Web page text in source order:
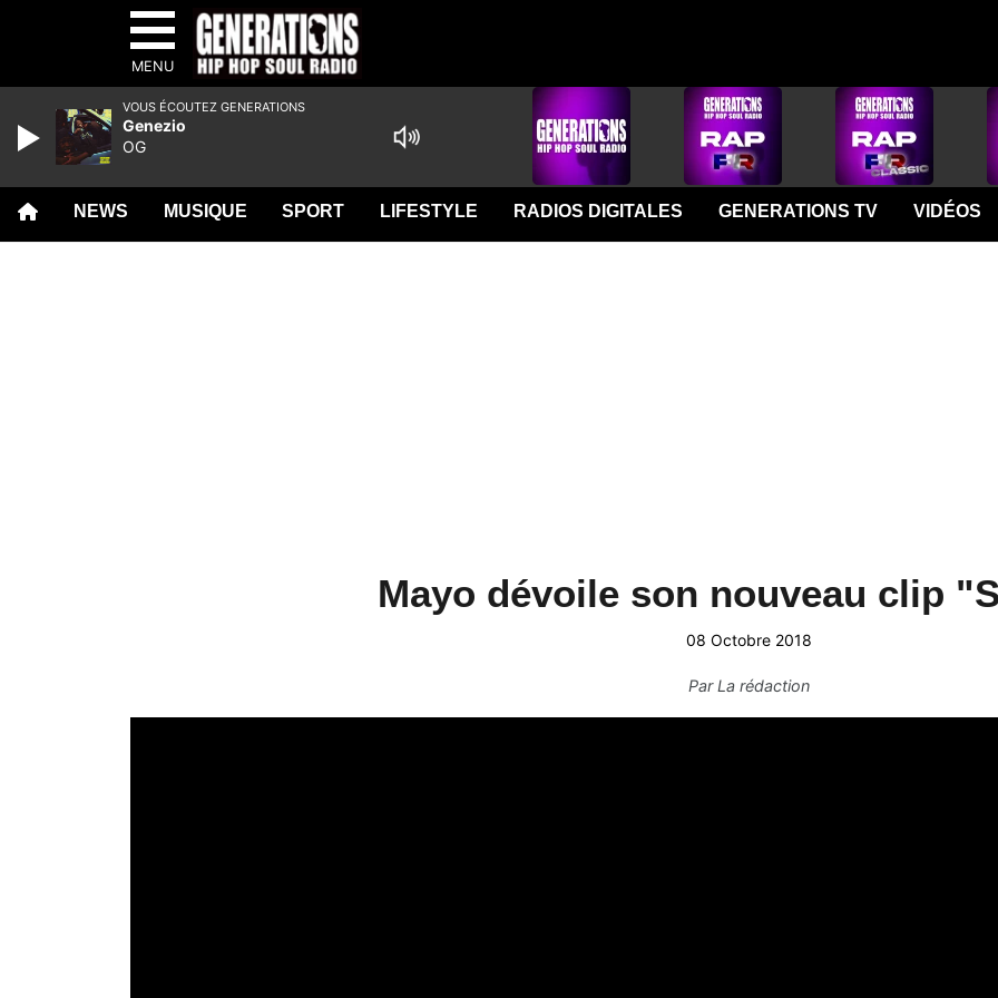
MENU
NEWS MUSIQUE SPORT LIFESTYLE RADIOS DIGITALES GENERATIONS TV VIDÉOS
Mayo dévoile son nouveau clip
08 Octobre 2018
ParLa rédaction
VOUS ÉCOUTEZ GENERATIONS
Genezio
OG